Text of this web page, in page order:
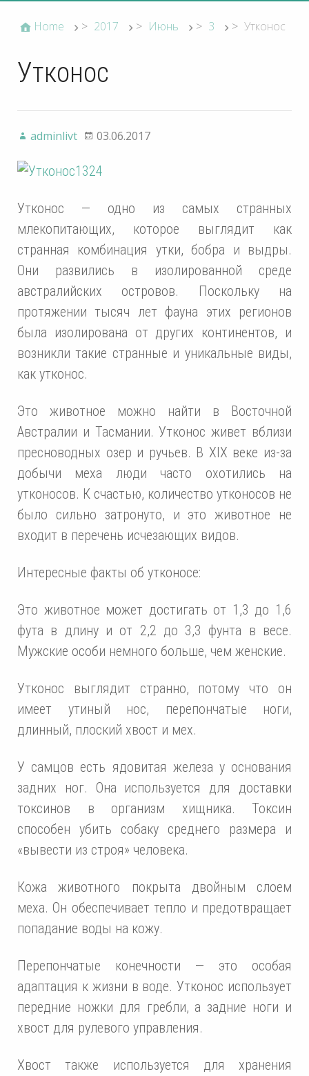
Home > 2017 > Июнь > 3 > Утконос
Утконос
adminlivt 03.06.2017
Утконос — одно из самых странных
млекопитающих, которое выглядит как
странная комбинация утки, бобра и выдры.
Они развились в изолированной среде
австралийских островов. Поскольку на
протяжении тысяч лет фауна этих регионов
была изолирована от других континентов, и
возникли такие странные и уникальные виды,
как утконос.
Это животное можно найти в Восточной
Австралии и Тасмании. Утконос живет вблизи
пресноводных озер и ручьев. В XIX веке из-за
добычи меха люди часто охотились на
утконосов. К счастью, количество утконосов не
было сильно затронуто, и это животное не
входит в перечень исчезающих видов.
Интересные факты об утконосе:
Это животное может достигать от 1,3 до 1,6
фута в длину и от 2,2 до 3,3 фунта в весе.
Мужские особи немного больше, чем женские.
Утконос выглядит странно, потому что он
имеет утиный нос, перепончатые ноги,
длинный, плоский хвост и мех.
У самцов есть ядовитая железа у основания
задних ног. Она используется для доставки
токсинов в организм хищника. Токсин
способен убить собаку среднего размера и
«вывести из строя» человека.
Кожа животного покрыта двойным слоем
меха. Он обеспечивает тепло и предотвращает
попадание воды на кожу.
Перепончатые конечности — это особая
адаптация к жизни в воде. Утконос использует
передние ножки для гребли, а задние ноги и
хвост для рулевого управления.
Хвост также используется для хранения